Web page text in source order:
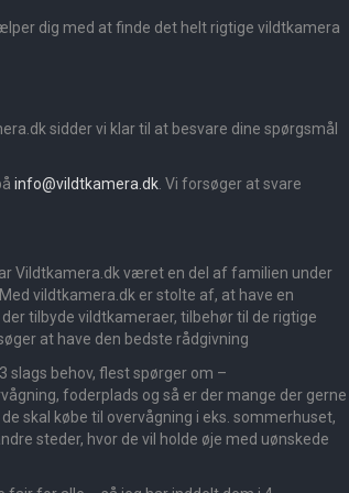
dig med at finde det helt rigtige vildtkamera
sidder vi klar til at besvare dine spørgsmål
info@vildtkamera.dk . Vi forsøger at svare
Vildtkamera.dk været en del af familien under
vildtkamera.dk er stolte af, at have en
tilbyde vildtkameraer, tilbehør til de rigtige
at have den bedste rådgivning
slags behov, flest spørger om –
foderplads og så er der mange der gerne
skal købe til overvågning i eks. sommerhuset,
steder, hvor de vil holde øje med uønskede